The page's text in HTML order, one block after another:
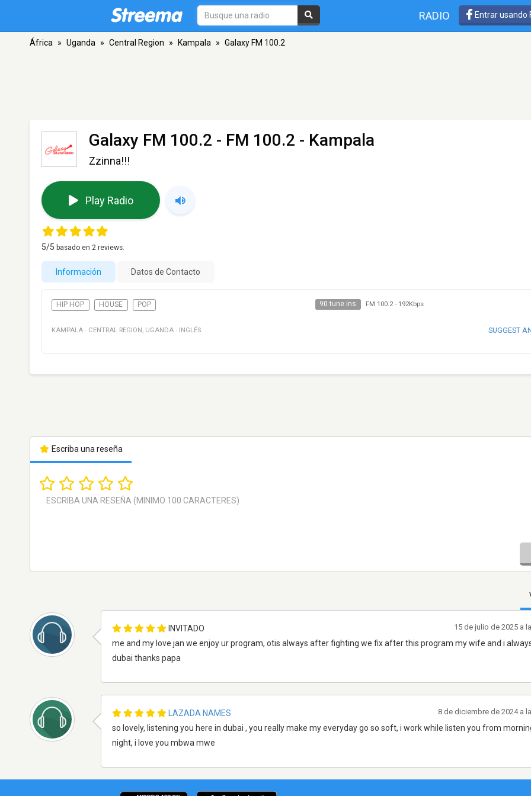
RADIO Entrar usando
África » Uganda » Central Region » Kampala » Galaxy FM 100.2
Galaxy FM 100.2 - FM 100.2 - Kampala
Zzinna!!!
Play Radio
5/5 basado en 2 reviews.
Información Datos de Contacto
HIP HOP HOUSE POP 90 tune ins FM 100.2- 192Kbps
KAMPALA · CENTRAL REGION , UGANDA · INGLÉS SUGGEST
Escriba una reseña
INVITADO
me and my love jan we enjoy ur program, otis always after fighting we fix after this program my wife and i
dubai thanks papa
15 de julio de 2025 a
LAZADA NAMES
so lovely, listening you here in dubai , you really make my everyday go so soft, i work while listen you from
night, i love you mbwa mwe
8 de diciembre de 2024 a